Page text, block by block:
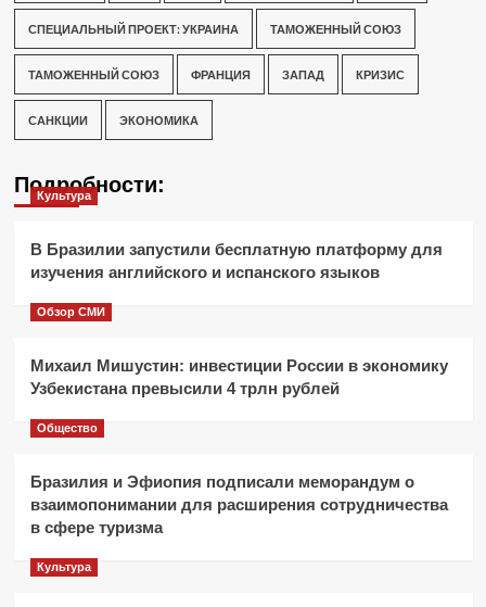
СПЕЦИАЛЬНЫЙ ПРОЕКТ: УКРАИНА ТАМОЖЕННЫЙ СОЮЗ
ТАМОЖЕННЫЙ СОЮЗ ФРАНЦИЯ ЗАПАД КРИЗИС
САНКЦИИ ЭКОНОМИКА
Подробности:
Культура
В Бразилии запустили бесплатную платформу для
изучения английского и испанского языков
Обзор СМИ
Михаил Мишустин: инвестиции России в экономику
Узбекистана превысили 4 трлн рублей
Общество
Бразилия и Эфиопия подписали меморандум о
взаимопонимании для расширения сотрудничества
в сфере туризма
Культура